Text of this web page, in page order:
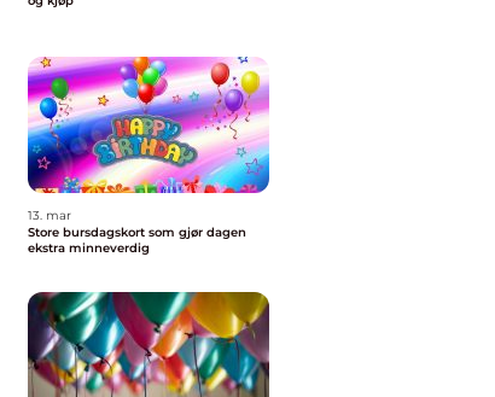
13. mar
Store bursdagskort som gjør dagen
ekstra minneverdig